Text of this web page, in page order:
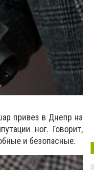
привез в Днепр на
ног. Говорит,
и безопасные.